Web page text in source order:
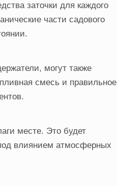
заточки для каждого
части садового
могут также
смесь и правильное
месте. Это будет
влиянием атмосферных